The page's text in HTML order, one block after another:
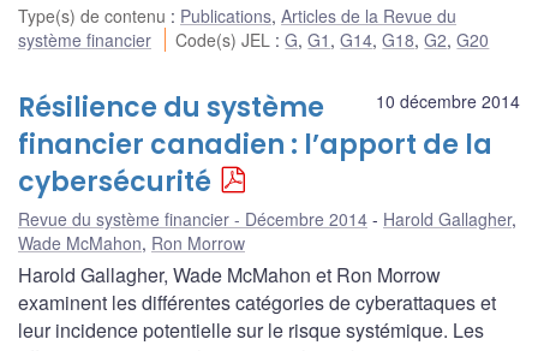
Type(s) de contenu : Publications, Articles de la Revue du
système financier
Code(s) JEL :G,G1 ,G14,G18,G2,G20
10 décembre 2014
Résilience du système
financier canadien : l’apport de la
cybersécurité
Revue du système financier - Décembre 2014 Harold Gallagher,
Wade McMahon, Ron Morrow
Harold Gallagher, Wade McMahon et Ron Morrow
examinent les différentes catégories de cyberattaques et
leur incidence potentielle sur le risque systémique. Les